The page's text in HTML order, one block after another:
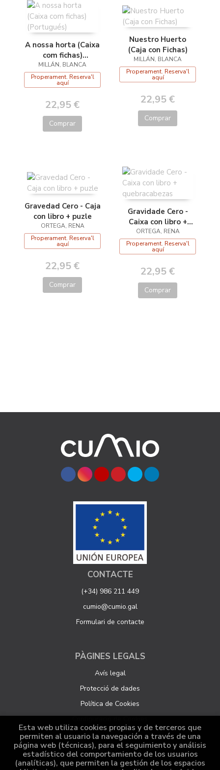
A nossa horta (Caixa
com fichas)
(Portugués)
MILLÁN, BLANCA
Properament. Reserva'l
aquí
22,95 €
Comprar
Nuestro Huerto
(Caja con Fichas)
MILLÁN, BLANCA
Properament. Reserva'l
aquí
22,95 €
Comprar
Gravedad Cero - Caja
con libro + puzle
ORTEGA, RENA
Properament. Reserva'l
aquí
22,95 €
Comprar
Gravidade Cero -
Caixa con libro +
quebracabezas
ORTEGA, RENA
Properament. Reserva'l
aquí
22,95 €
Comprar
CONTACTE
(+34) 986 211 449
cumio@cumio.gal
Formulari de contacte
PÀGINES LEGALS
Avís legal
Protecció de dades
Política de Cookies
Configuració de Cookies
ATENCIÓ AL CLIENT
Esta web utiliza cookies propias y de terceros que
permiten al usuario la navegación a través de una
página web (técnicas), para el seguimiento y análisis
estadístico del comportamiento de los usuarios
(analíticas), que permiten la gestión de los espacios